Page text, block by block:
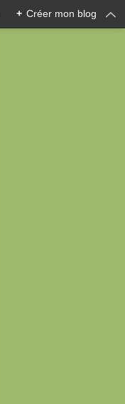
+ Créer mon blog